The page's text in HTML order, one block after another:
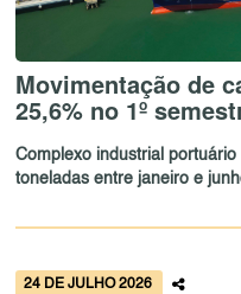
Movimentação de
25,6% no 1º
Complexo industrial
toneladas entre janeiro e
24 DE JULHO 2026